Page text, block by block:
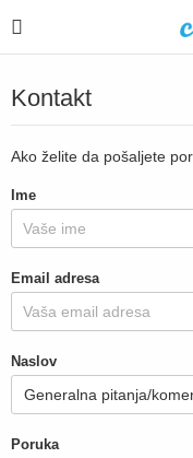
Kontakt
Ako želite da pošaljete
Ime
Email adresa
Naslov
Poruka